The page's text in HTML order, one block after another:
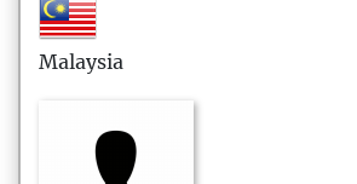
Malaysia